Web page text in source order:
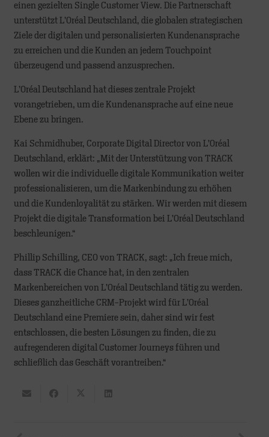
einen gezielten Single Customer View. Die Partnerschaft
unterstützt L’Oréal Deutschland, die globalen strategischen
Ziele der digitalen und personalisierten Kundenansprache
zu erreichen und die Kunden an jedem Touchpoint
überzeugend und passend anzusprechen.
L’Oréal Deutschland hat dieses zentrale Projekt
vorangetrieben, um die Kundenansprache auf eine neue
Ebene zu bringen.
Kai Schmidhuber, Corporate Digital Director von L’Oréal
Deutschland, erklärt: „Mit der Unterstützung von TRACK
wollen wir die individuelle digitale Kommunikation weiter
professionalisieren, um die Markenbindung zu erhöhen
und die Kundenloyalität zu stärken. Wir werden mit diesem
Projekt die digitale Transformation bei L’Oréal Deutschland
beschleunigen.“
Phillip Schilling, CEO von TRACK, sagt: „Ich freue mich,
dass TRACK die Chance hat, in den zentralen
Markenbereichen von L’Oréal Deutschland tätig zu werden.
Dieses ganzheitliche CRM-Projekt wird für L’Oréal
Deutschland eine Premiere sein, daher sind wir fest
entschlossen, die besten Lösungen zu finden, die zu
aufregenderen digital Customer Journeys führen und
schließlich das Geschäft vorantreiben.“